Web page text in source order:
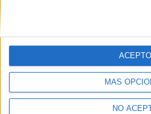
MÁS
NO
ACEPTO